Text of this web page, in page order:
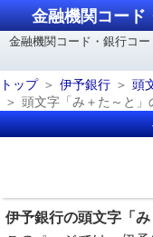
金融機関コード
金融機関コード・銀行コ
トップ
伊予銀行
頭
頭文字「み＋た～と」
伊予銀行の頭文字「